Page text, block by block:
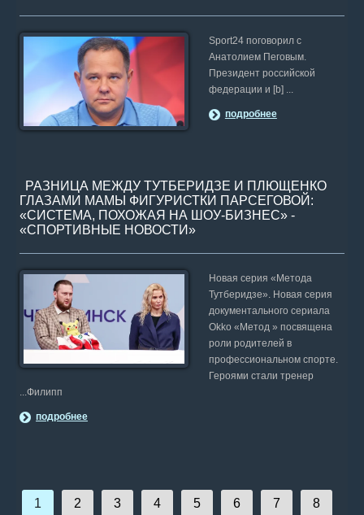
Sport24 поговорил с
Анатолием Пеговым.
Президент российской
федерации и [b] ...
подробнее
РАЗНИЦА МЕЖДУ ТУТБЕРИДЗЕ И ПЛЮЩЕНКО
ГЛАЗАМИ МАМЫ ФИГУРИСТКИ ПАРСЕГОВОЙ:
«СИСТЕМА, ПОХОЖАЯ НА ШОУ-БИЗНЕС» -
«СПОРТИВНЫЕ НОВОСТИ»
Новая серия «Метода
Тутберидзе». Новая серия
документального сериала
Okko «Метод » посвящена
роли родителей в
профессиональном спорте.
Героями стали тренер
...Филипп
подробнее
1 2 3 4 5 6 7 8